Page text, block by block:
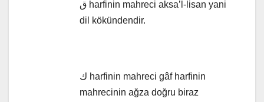
ق harfinin mahreci aksa’l-lisan yani
dil kökündendir.
ك harfinin mahreci gâf harfinin
mahrecinin ağza doğru biraz